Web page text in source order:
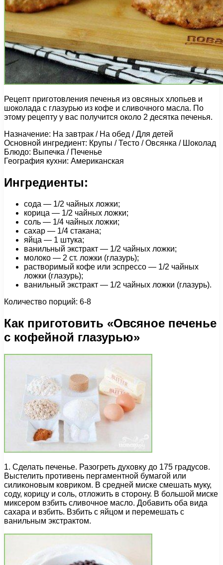
Рецепт приготовления печенья из овсяных хлопьев и
шоколада с глазурью из кофе и сливочного масла. По
этому рецепту у вас получится около 2 десятка печенья.
Назначение: На завтрак / На обед / Для детей
Основной ингредиент: Крупы / Тесто / Овсянка / Шоколад
Блюдо: Выпечка / Печенье
География кухни: Американская
Ингредиенты:
сода — 1/2 чайных ложки;
корица — 1/2 чайных ложки;
соль — 1/4 чайных ложки;
сахар — 1/4 стакана;
яйца — 1 штука;
ванильный экстракт — 1/2 чайных ложки;
молоко — 2 ст. ложки (глазурь);
растворимый кофе или эспрессо — 1/2 чайных
ложки (глазурь);
ванильный экстракт — 1/2 чайных ложки (глазурь).
Количество порций: 6-8
Как приготовить «Овсяное печенье
с кофейной глазурью»
1. Сделать печенье. Разогреть духовку до 175 градусов.
Выстелить противень пергаментной бумагой или
силиконовым ковриком. В средней миске смешать муку,
соду, корицу и соль, отложить в сторону. В большой миске
миксером взбить сливочное масло. Добавить оба вида
сахара и взбить. Взбить с яйцом и перемешать с
ванильным экстрактом.